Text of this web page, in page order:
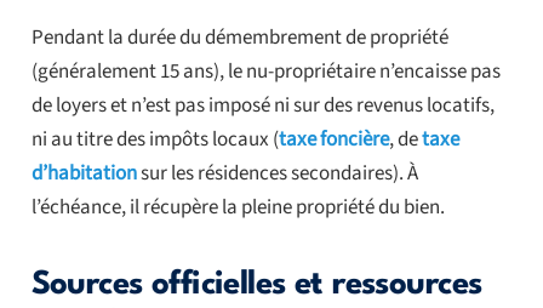
Pendant la durée du démembrement de propriété
(généralement 15 ans), le nu-propriétaire n’encaisse pas
de loyers et n’est pas imposé ni sur des revenus locatifs,
ni au titre des impôts locaux (taxe foncière, detaxe
d’habitationsur les résidences secondaires). À
l’échéance, il récupère la pleine propriété du bien.
Sources officielles et ressources